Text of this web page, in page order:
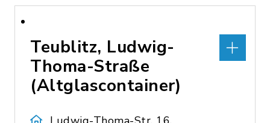
Teublitz, Ludwig-
Thoma-Straße
(Altglascontainer)